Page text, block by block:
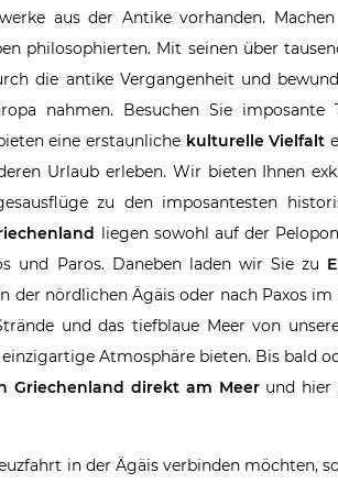
aus der Antike vorhanden.
philosophierten. Mit seinen über
die antike Vergangenheit und
nahmen. Besuchen Sie
eine erstaunliche kulturelle Vielfalt
Urlaub erleben. Wir bieten Ihnen
zu den imposantesten
liegen sowohl auf der
und Paros. Daneben laden wir Sie zu
der nördlichen Ägäis oder nach Paxos
und das tiefblaue Meer von
Atmosphäre bieten. Bis bald
Griechenland direkt am Meerund hier
in der Ägäis verbinden möchten,